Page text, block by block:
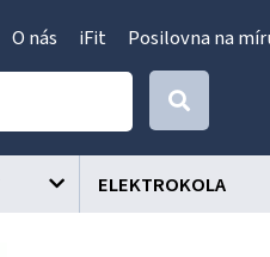
O nás iFit Posilovna na
ELEKTROKOLA